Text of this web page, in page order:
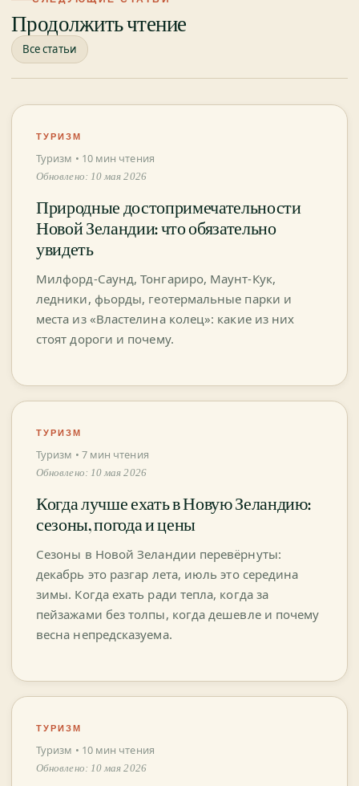
Продолжить чтение
Все статьи
ТУРИЗМ
Туризм • 10 мин чтения
Обновлено: 10 мая 2026
Природные достопримечательности
Новой Зеландии: что обязательно
увидеть
Милфорд-Саунд, Тонгариро, Маунт-Кук,
ледники, фьорды, геотермальные парки и
места из «Властелина колец»: какие из них
стоят дороги и почему.
ТУРИЗМ
Туризм • 7 мин чтения
Обновлено: 10 мая 2026
Когда лучше ехать в Новую Зеландию:
сезоны, погода и цены
Сезоны в Новой Зеландии перевёрнуты:
декабрь это разгар лета, июль это середина
зимы. Когда ехать ради тепла, когда за
пейзажами без толпы, когда дешевле и почему
весна непредсказуема.
ТУРИЗМ
Туризм • 10 мин чтения
Обновлено: 10 мая 2026